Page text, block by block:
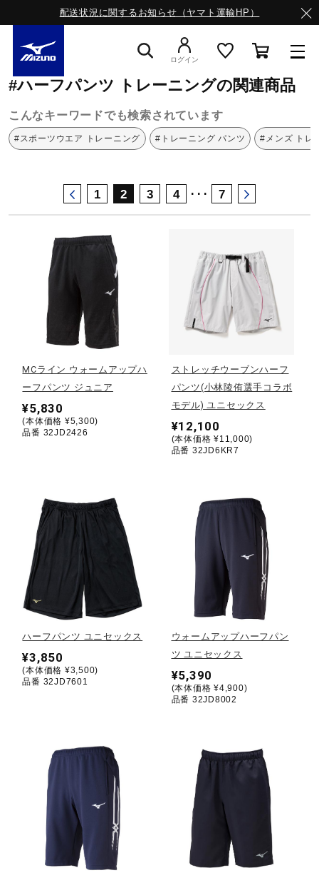
配送状況に関するお知らせ（ヤマト運輸HP）
ライフスタイルウエア
ランニング
サッカー／フットサル
トレーニング
ゴルフ
バレーボール
テニス／ソフトテニス
バドミントン
陸上競技
ソフトボール
柔道
ログイン
ミズノ公式オンライン トレーニング
#ハーフパンツ トレーニングの関連商品
こんなキーワードでも検索されています
#スポーツウエア トレーニング #トレーニング パンツ #メンズ トレ
1 2 3 4 ･･･ 7
MCライン ウォームアップハ
ーフパンツ ジュニア
¥5,830
(本体価格 ¥5,300)
品番 32JD2426
ストレッチウーブンハーフ
パンツ(小林陵侑選手コラボ
モデル) ユニセックス
¥12,100
(本体価格 ¥11,000)
品番 32JD6KR7
ハーフパンツ ユニセックス
¥3,850
(本体価格 ¥3,500)
品番 32JD7601
ウォームアップハーフパン
ツ ユニセックス
¥5,390
(本体価格 ¥4,900)
品番 32JD8002